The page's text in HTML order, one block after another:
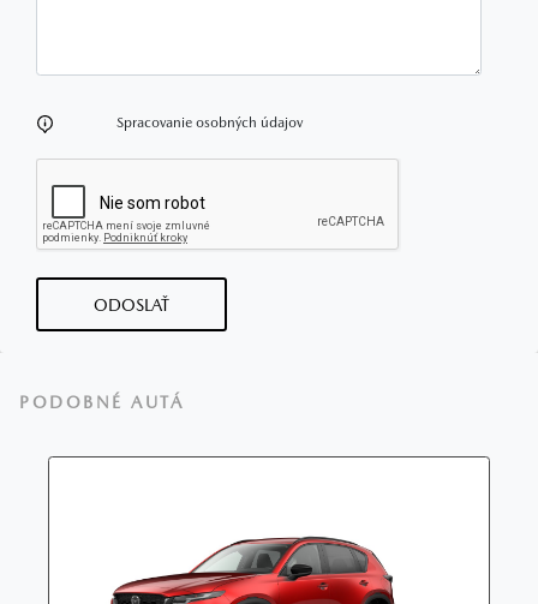
Spracovanie osobných údajov
ODOSLAŤ
PODOBNÉ AUTÁ